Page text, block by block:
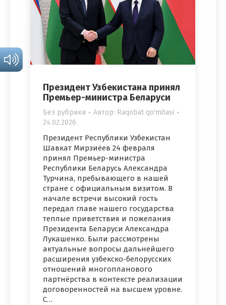
Президент Узбекистана принял
Премьер-министра Беларуси
Без рубрики Автор: Raqobat qo'mitasi
24.02.2026
Президент Республики Узбекистан
Шавкат Мирзиёев 24 февраля
принял Премьер-министра
Республики Беларусь Александра
Турчина, пребывающего в нашей
стране с официальным визитом. В
начале встречи высокий гость
передал главе нашего государства
теплые приветствия и пожелания
Президента Беларуси Александра
Лукашенко. Были рассмотрены
актуальные вопросы дальнейшего
расширения узбекско-белорусских
отношений многопланового
партнёрства в контексте реализации
договоренностей на высшем уровне.
С…